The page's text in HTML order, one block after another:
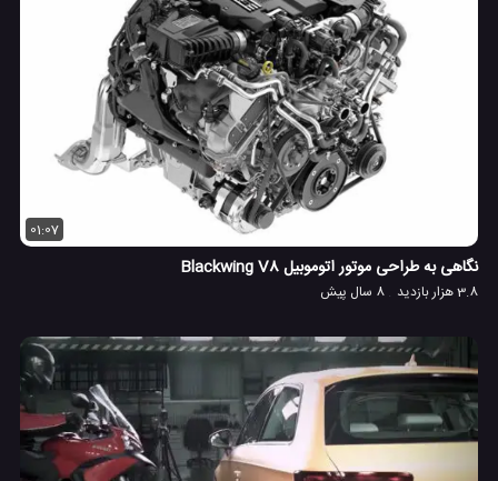
01:07
نگاهی به طراحی موتور اتوموبیل Blackwing V8
3.8 هزار بازدید 8 سال پیش